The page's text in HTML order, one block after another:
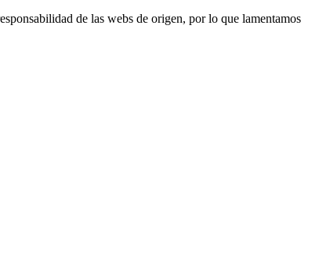
de las webs de origen, por lo que lamentamos